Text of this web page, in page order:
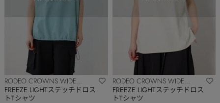
RODEO CROWNS WIDE
BOWL
FREEZE LIGHTステッチドロス
トTシャツ
RODEO CROWNS WIDE
BOWL
FREEZE LIGHTステッチドロス
トTシャツ